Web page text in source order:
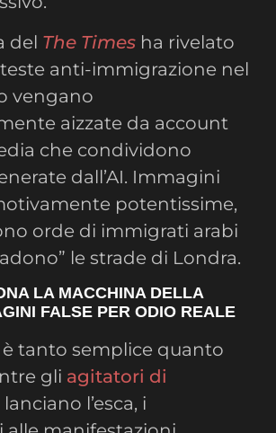
del The Times ha rivelato
anti-immigrazione nel
vengano
aizzate da account
che condividono
dall’AI. Immagini
potentissime,
orde di immigrati arabi
le strade di Londra.
LA MACCHINA DELLA
FALSE PER ODIO REALE
è tanto semplice quanto
gli agitatori di
lanciano l’esca, i